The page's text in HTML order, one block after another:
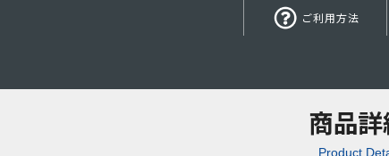
ご利用方法
商品詳
Product